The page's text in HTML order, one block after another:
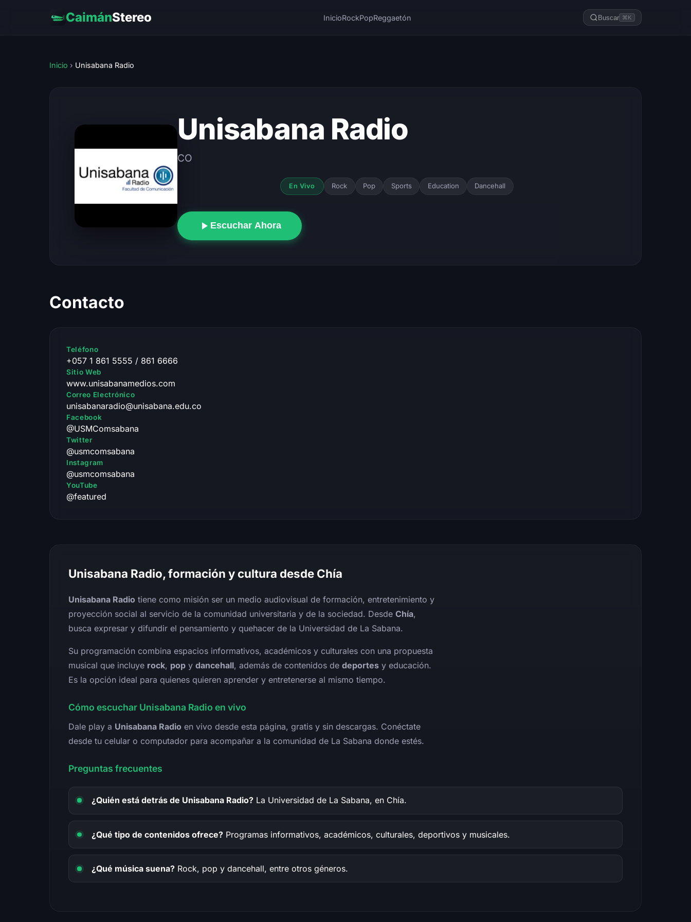
CaimánStereo InicioRockPopReggaetón Buscar ⌘K
Inicio › Unisabana Radio
Unisabana Radio
CO
En Vivo Rock Pop Sports Education Dancehall
Escuchar Ahora
Contacto
Teléfono
+057 1 861 5555 / 861 6666
Sitio Web
www.unisabanamedios.com
Correo Electrónico
unisabanaradio@unisabana.edu.co
Facebook
@USMComsabana
Twitter
@usmcomsabana
Instagram
@usmcomsabana
YouTube
@featured
Unisabana Radio, formación y cultura desde Chía
Unisabana Radio tiene como misión ser un medio audiovisual de formación, entretenimiento y
proyección social al servicio de la comunidad universitaria y de la sociedad. Desde Chía,
busca expresar y difundir el pensamiento y quehacer de la Universidad de La Sabana.
Su programación combina espacios informativos, académicos y culturales con una propuesta
musical que incluye rock, pop y dancehall, además de contenidos de deportes y educación.
Es la opción ideal para quienes quieren aprender y entretenerse al mismo tiempo.
Cómo escuchar Unisabana Radio en vivo
Dale play a Unisabana Radio en vivo desde esta página, gratis y sin descargas. Conéctate
desde tu celular o computador para acompañar a la comunidad de La Sabana donde estés.
Preguntas frecuentes
¿Quién está detrás de Unisabana Radio? La Universidad de La Sabana, en Chía.
¿Qué tipo de contenidos ofrece? Programas informativos, académicos, culturales, deportivos y musicales.
¿Qué música suena? Rock, pop y dancehall, entre otros géneros.